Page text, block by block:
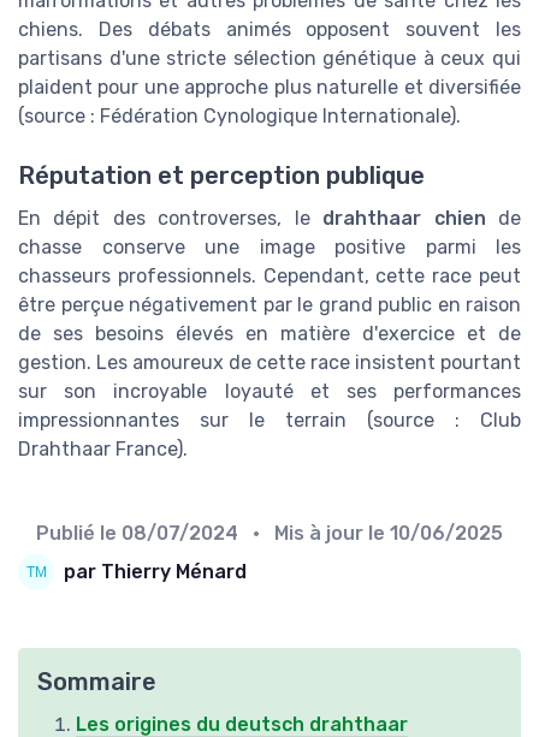
chiens. Des débats animés opposent souvent les
partisans d'une stricte sélection génétique à ceux qui
plaident pour une approche plus naturelle et diversifiée
(source : Fédération Cynologique Internationale).
Réputation et perception publique
En dépit des controverses, le drahthaar chien de
chasse conserve une image positive parmi les
chasseurs professionnels. Cependant, cette race peut
être perçue négativement par le grand public en raison
de ses besoins élevés en matière d'exercice et de
gestion. Les amoureux de cette race insistent pourtant
sur son incroyable loyauté et ses performances
impressionnantes sur le terrain (source : Club
Drahthaar France).
Publié le 08/07/2024 • Mis à jour le 10/06/2025
par Thierry Ménard
Sommaire
Les origines du deutsch drahthaar